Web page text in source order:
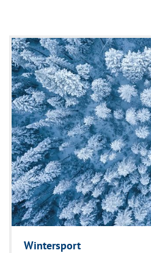
Wintersport